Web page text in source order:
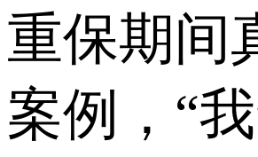
重保期间
案例，“